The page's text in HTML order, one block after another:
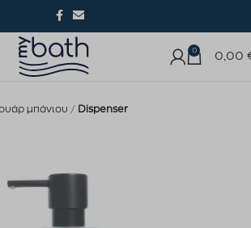
0 0,00
μπάνιου Dispenser